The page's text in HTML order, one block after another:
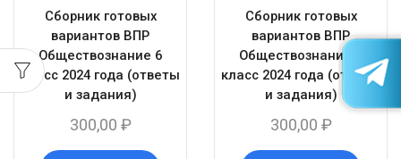
Сборник готовых
вариантов ВПР
Обществознание 6
класс 2024 года (ответы
и задания)
300,00 ₽
Сборник готовых
вариантов ВПР
Обществознание 7
класс 2024 года (ответы
и задания)
300,00 ₽